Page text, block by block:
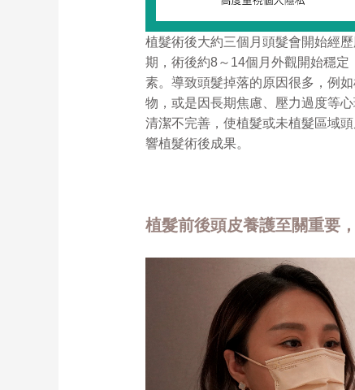
植髮術後大約三個月頭髮會開始經
期，術後約8～14個月外觀開始穩
素。導致頭髮掉落的原因很多，例
物，或是因長期焦慮、壓力過度等
清潔不完善，使植髮或未植髮區域
響植髮術後成果。
植髮前後頭皮養護至關重要